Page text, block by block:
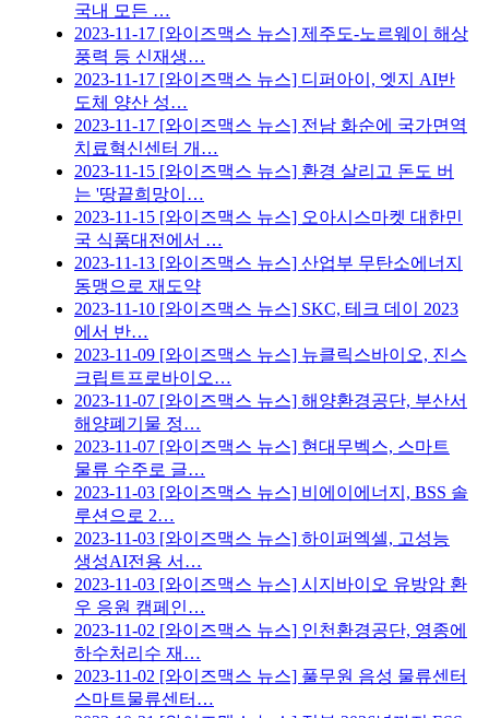
국내 모든 …
2023-11-17 [와이즈맥스 뉴스] 제주도-노르웨이 해상
풍력 등 신재생…
2023-11-17 [와이즈맥스 뉴스] 디퍼아이, 엣지 AI반
도체 양산 성…
2023-11-17 [와이즈맥스 뉴스] 전남 화순에 국가면역
치료혁신센터 개…
2023-11-15 [와이즈맥스 뉴스] 환경 살리고 돈도 버
는 '땅끝희망이…
2023-11-15 [와이즈맥스 뉴스] 오아시스마켓 대한민
국 식품대전에서 …
2023-11-13 [와이즈맥스 뉴스] 산업부 무탄소에너지
동맹으로 재도약
2023-11-10 [와이즈맥스 뉴스] SKC, 테크 데이 2023
에서 반…
2023-11-09 [와이즈맥스 뉴스] 뉴클릭스바이오, 진스
크립트프로바이오…
2023-11-07 [와이즈맥스 뉴스] 해양환경공단, 부산서
해양폐기물 정…
2023-11-07 [와이즈맥스 뉴스] 현대무벡스, 스마트
물류 수주로 글…
2023-11-03 [와이즈맥스 뉴스] 비에이에너지, BSS 솔
루션으로 2…
2023-11-03 [와이즈맥스 뉴스] 하이퍼엑셀, 고성능
생성AI전용 서…
2023-11-03 [와이즈맥스 뉴스] 시지바이오 유방암 환
우 응원 캠페인…
2023-11-02 [와이즈맥스 뉴스] 인천환경공단, 영종에
하수처리수 재…
2023-11-02 [와이즈맥스 뉴스] 풀무원 음성 물류센터
스마트물류센터…